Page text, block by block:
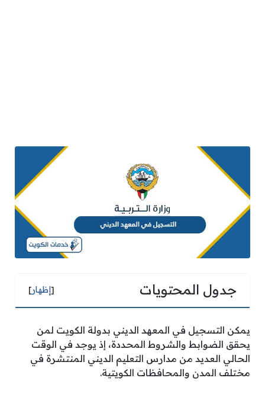
جدول المحتويات [إظهار]
يمكن التسجيل في المعهد الديني بدولة الكويت لمن
يحقق الضوابط والشروط المحددة، إذ يوجد في الوقت
الحالي العديد من مدارس التعليم الديني المنتشرة في
مختلف المدن والمحافظات الكويتية.